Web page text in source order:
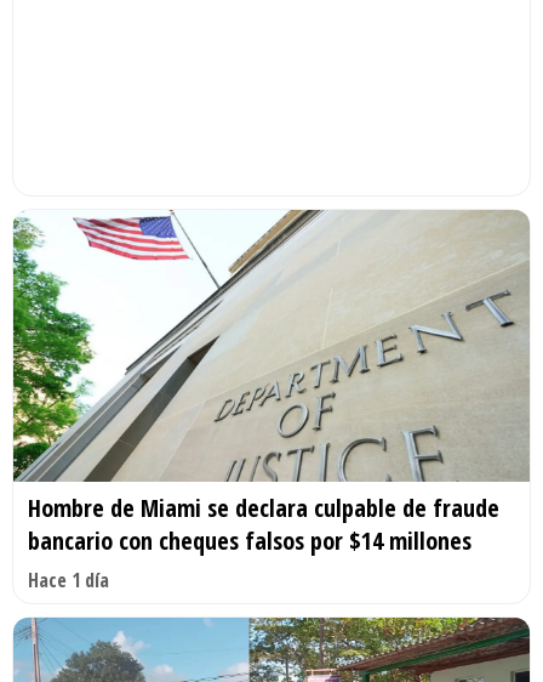
Hombre de Miami se declara culpable de fraude
bancario con cheques falsos por $14 millones
Hace 1 día